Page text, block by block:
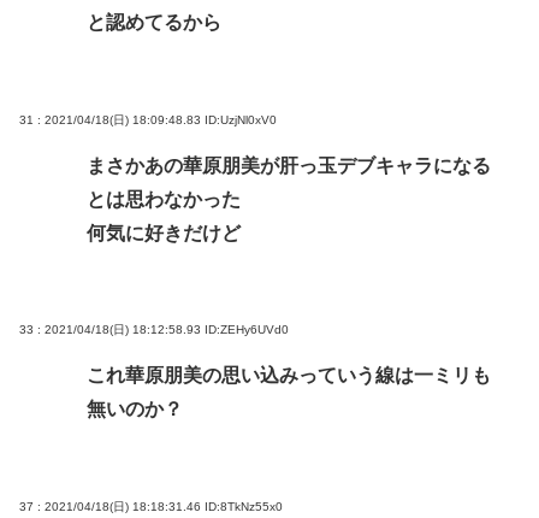
と認めてるから
31 : 2021/04/18(日) 18:09:48.83 ID:UzjNl0xV0
まさかあの華原朋美が肝っ玉デブキャラになる
とは思わなかった
何気に好きだけど
33 : 2021/04/18(日) 18:12:58.93 ID:ZEHy6UVd0
これ華原朋美の思い込みっていう線は一ミリも
無いのか？
37 : 2021/04/18(日) 18:18:31.46 ID:8TkNz55x0